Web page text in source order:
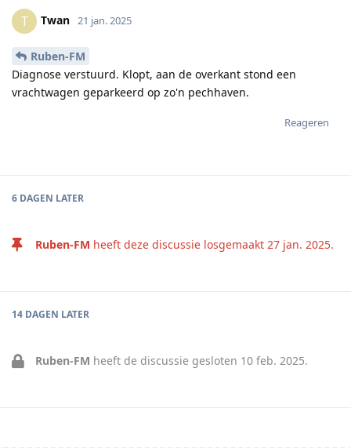
T Twan 21 jan. 2025
Ruben-FM
Diagnose verstuurd. Klopt, aan de overkant stond een
vrachtwagen geparkeerd op zo'n pechhaven.
Reageren
6 DAGEN LATER
Ruben-FM heeft deze discussie losgemaakt 27 jan. 2025.
14 DAGEN LATER
Ruben-FM heeft de discussie gesloten 10 feb. 2025.